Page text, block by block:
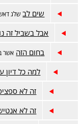
שים לב שלג
אבל בשביל זה
בחום הזה אשר
למה כל דיון
זה לא
זה לא